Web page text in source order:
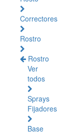
Correctores
Rostro
Rostro
Ver
todos
Sprays
Fijadores
Base